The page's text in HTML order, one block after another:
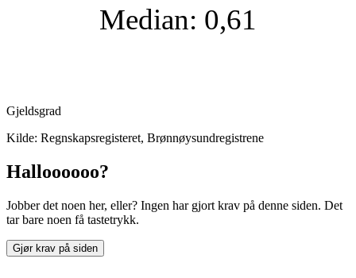
Median: 0,61
Gjeldsgrad
Kilde: Regnskapsregisteret, Brønnøysundregistrene
Halloooooo?
Jobber det noen her, eller? Ingen har gjort krav på denne siden. Det
tar bare noen få tastetrykk.
Gjør krav på siden